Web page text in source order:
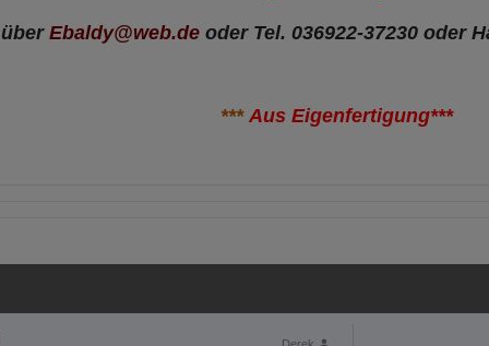
über Ebaldy@web.de oder Tel. 036922-37230 oder
*** Aus Eigenfertigung***